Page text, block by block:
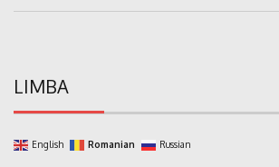
LIMBA
English Romanian Russian